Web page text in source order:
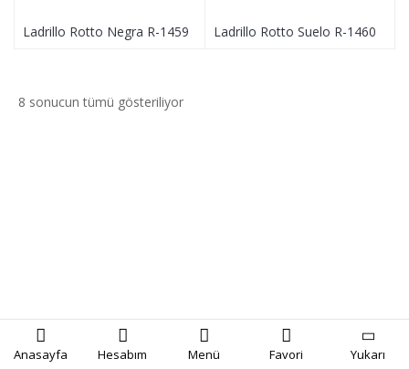
Anasayfa Hesabım Menü Favori Yukarı
Ladrillo Rotto Negra R-1459 Ladrillo Rotto Suelo R-1460
8 sonucun tümü gösteriliyorFiyata